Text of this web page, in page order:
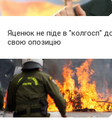
Яценюк не піде в "колгосп"
свою опозицію